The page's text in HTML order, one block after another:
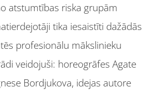
atstumtības riska grupām
tika iesaistīti dažādās
profesionālu mākslinieku
veidojuši: horeogrāfes Agate
Bordjukova, idejas autore